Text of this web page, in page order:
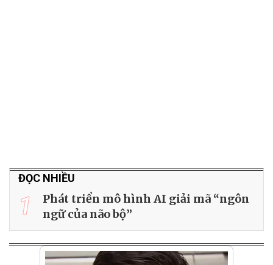
ĐỌC NHIỀU
1
Phát triển mô hình AI giải mã “ngôn
ngữ của não bộ”